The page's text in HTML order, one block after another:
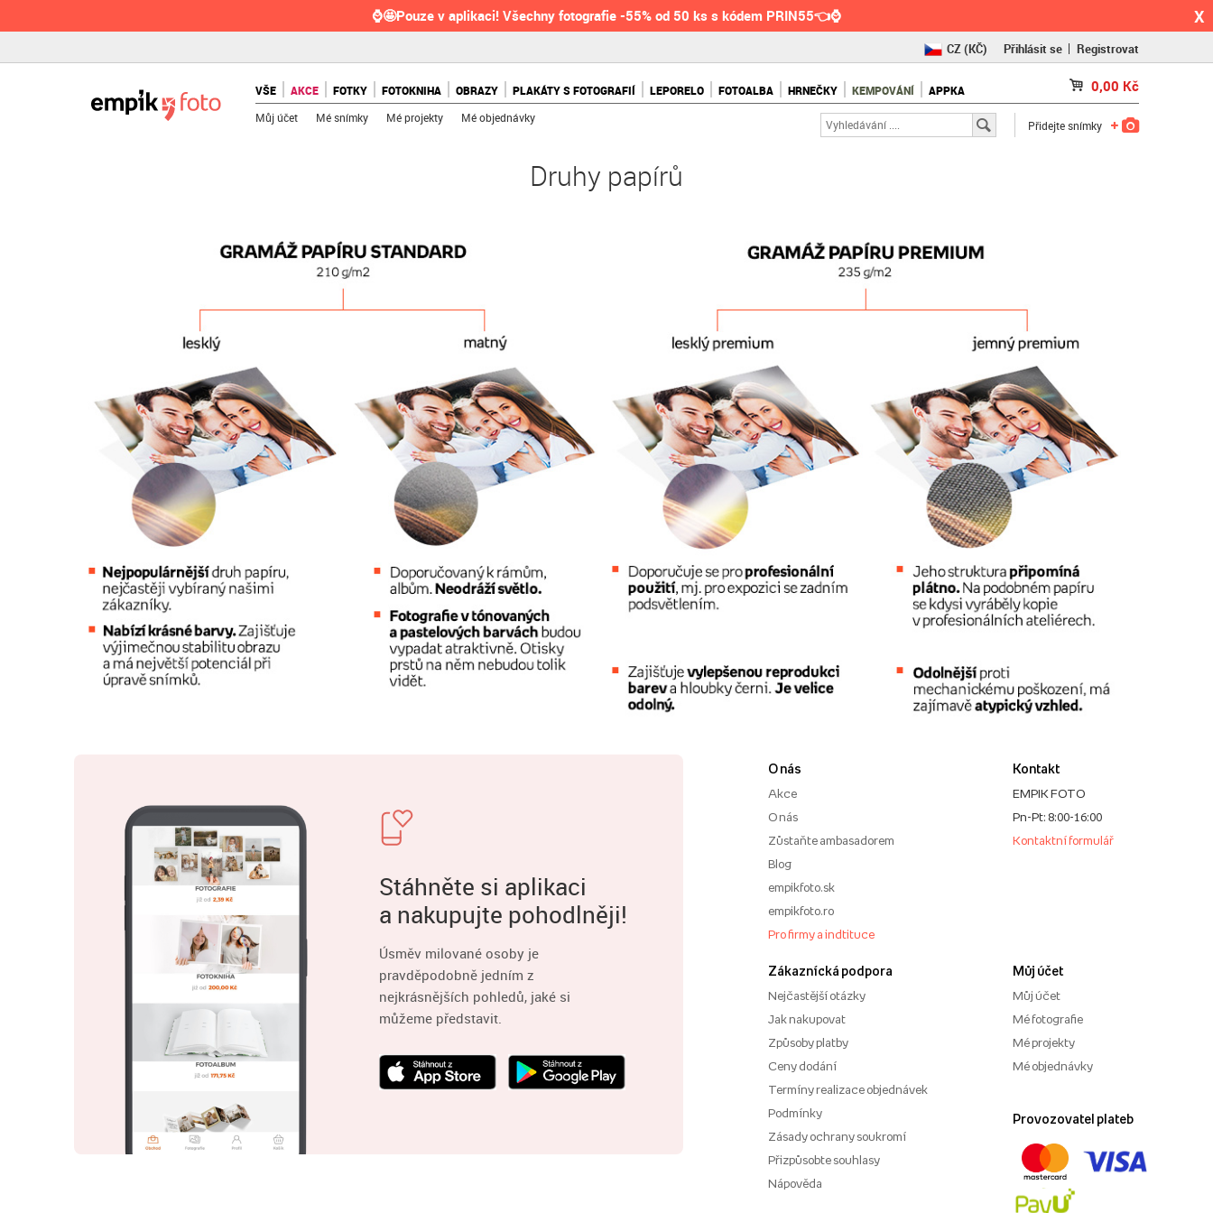
⌚🤩Pouze v aplikaci! Všechny fotografie -55% od 50 ks s kódem PRIN55👈⌚ X
CZ(KČ)
RO(RON)
Přihlásit se Registrovat
VŠE AKCE FOTKY FOTOKNIHA OBRAZY PLAKÁTY S FOTOGRAFIÍ LEPORELO FOTOALBA HRNEČKY KEMPOVÁNÍ APPKA 0,00 Kč
Můj účet Mé snímky Mé projekty Mé objednávky
Přidejte snímky
Druhy papírů
Stáhněte si aplikaci
a nakupujte pohodlněji!
Úsměv milované osoby je
pravděpodobně jedním z
nejkrásnějších pohledů, jaké si
můžeme představit.
O nás
Akce
O nás
Zůstaňte ambasadorem
Blog
empikfoto.sk
empikfoto.ro
Pro firmy a indtituce
Zákaznícká podpora
Nejčastější otázky
Jak nakupovat
Způsoby platby
Ceny dodání
Termíny realizace objednávek
Podmínky
Zásady ochrany soukromí
Přizpůsobte souhlasy
Nápověda
Kontakt
EMPIK FOTO
Pn-Pt: 8:00-16:00
Kontaktní formulář
Můj účet
Můj účet
Mé fotografie
Mé projekty
Mé objednávky
Provozovatel plateb